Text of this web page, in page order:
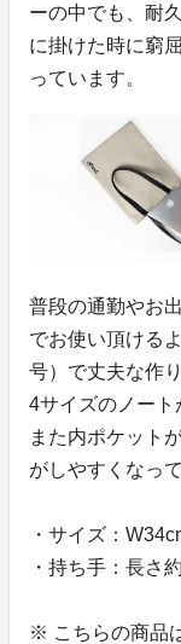
ーの中でも、耐
に掛けた時に窮
っています。
普段の通勤やお
でお使い頂ける
号）で丈夫な作
4サイズのノート
また内ポケット
がしやすくなっ
・サイズ：
・持ち手：長さ
※ こちらの商品